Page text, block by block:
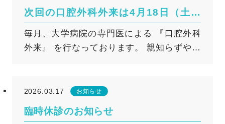
る力が弱まり、 お口の中で細菌が増えやす
くなります。 こうして増えた細菌が作
り出す ネバネバした物質が、 起床時のお口
のネバつきの原因です。 加えて、だ液が
が 高まる時間帯でもあります。 だからこ
そ、寝る前は時間をかけて 丁寧に歯を磨
き、 細菌のエサとなる汚れを しっかり落と
資材も慢性的な供給不足となっておりま
す。 しかし当院では、患者さまにいつでも
安心して治療を受けていただけるよう、麻
酔薬やその他医療資材の十分な在庫を確保
ただけますので、どうぞご安心ください。
次回の口腔外科外来は4月18日（土）
です
毎月、大学病院の専門医による 『口腔外科
外来』 を行なっております。 親知らずや口
談ください。 次回は４月１８日（土）で
す。 ※口腔外科外来受診前に各種検査とご
説明のため、事前に1度ご来院していただく
2026.03.17 お知らせ
臨時休診のお知らせ